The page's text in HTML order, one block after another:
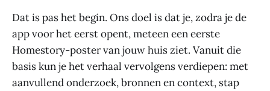
Dat is pas het begin. Ons doel is dat je, zodra je de
app voor het eerst opent, meteen een eerste
Homestory-poster van jouw huis ziet. Vanuit die
basis kun je het verhaal vervolgens verdiepen: met
aanvullend onderzoek, bronnen en context, stap